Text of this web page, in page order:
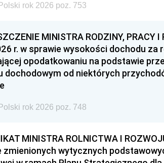
rok 2026 poz. 753
MINISTRA RODZINY, PRACY
r. w sprawie wysokości dochodu za
opodatkowaniu na podstawie
dochodowym od niektórych
rok 2026 poz. 748
MINISTRA ROLNICTWA I
zmienionych wytycznych